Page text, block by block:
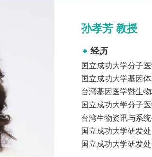
孙孝芳 教授
经历
国立成功大学分子
国立成功大学基因
台湾基因医学暨生
国立成功大学分子
台湾生物资讯与系
国立成功大学研发
国立成功大学研发